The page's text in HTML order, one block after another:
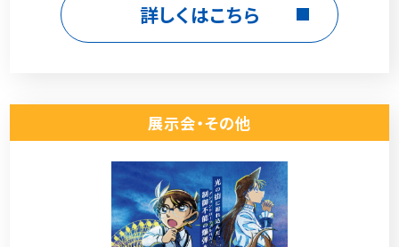
詳しくはこちら
展示会・その他